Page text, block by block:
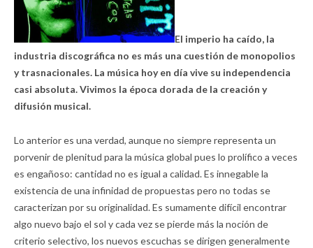
El imperio ha caído, la
industria discográfica no es más una cuestión de monopolios
y trasnacionales. La música hoy en día vive su independencia
casi absoluta. Vivimos la época dorada de la creación y
difusión musical.
Lo anterior es una verdad, aunque no siempre representa un
porvenir de plenitud para la música global pues lo prolífico a veces
es engañoso: cantidad no es igual a calidad. Es innegable la
existencia de una infinidad de propuestas pero no todas se
caracterizan por su originalidad. Es sumamente difícil encontrar
algo nuevo bajo el sol y cada vez se pierde más la noción de
criterio selectivo, los nuevos escuchas se dirigen generalmente